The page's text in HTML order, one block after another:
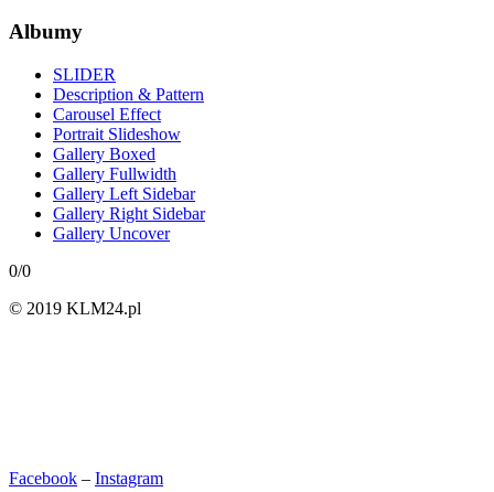
Albumy
SLIDER
Description & Pattern
Carousel Effect
Portrait Slideshow
Gallery Boxed
Gallery Fullwidth
Gallery Left Sidebar
Gallery Right Sidebar
Gallery Uncover
0/0
© 2019 KLM24.pl
Facebook – Instagram